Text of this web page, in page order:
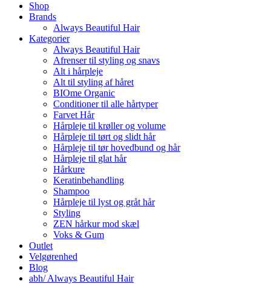
Shop
Brands
Always Beautiful Hair
Kategorier
Always Beautiful Hair
Afrenser til styling og snavs
Alt i hårpleje
Alt til styling af håret
BIOme Organic
Conditioner til alle hårtyper
Farvet Hår
Hårpleje til krøller og volume
Hårpleje til tørt og slidt hår
Hårpleje til tør hovedbund og hår
Hårpleje til glat hår
Hårkure
Keratinbehandling
Shampoo
Hårpleje til lyst og gråt hår
Styling
ZEN hårkur mod skæl
Voks & Gum
Outlet
Velgørenhed
Blog
abh/ Always Beautiful Hair